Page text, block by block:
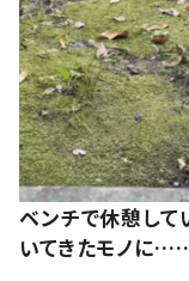
ベンチで休憩して
いてきたモノに……